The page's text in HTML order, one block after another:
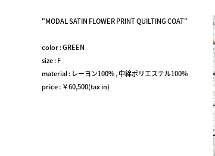
"MODAL SATIN FLOWER PRINT QUILTING COAT"
color : GREEN
size : F
material : レーヨン100% , 中綿ポリエステル100%
price : ￥60,500(tax in)